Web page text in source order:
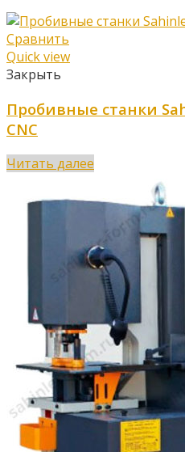
Сравнить
Quick view
Закрыть
Пробивные станки
CNC
Читать далее